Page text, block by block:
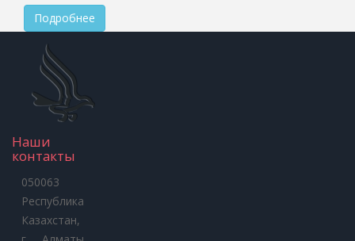
Подробнее
Наши
контакты
050063
Республика
Казахстан,